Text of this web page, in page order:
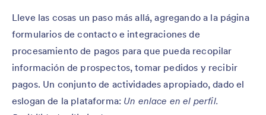
Lleve las cosas un paso más allá, agregando a la página
formularios de contacto e integraciones de
procesamiento de pagos para que pueda recopilar
información de prospectos, tomar pedidos y recibir
pagos. Un conjunto de actividades apropiado, dado el
eslogan de la plataforma: Un enlace en el perfil.